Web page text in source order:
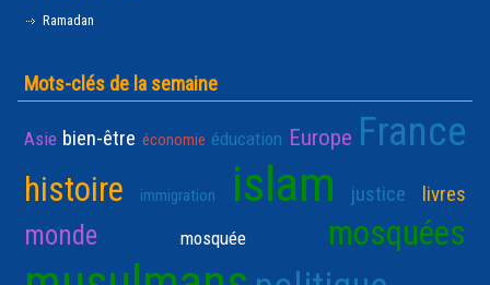
Ramadan
Mots-clés de la semaine
Asie bien-être économie éducation Europe France
histoire immigration islam justice livres
monde mosquée mosquées